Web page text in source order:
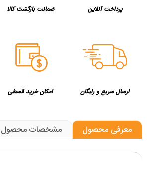
پرداخت آنلاین ضمانت بازگشت کالا
ارسال سریع و رایگان امکان خرید قسطی
معرفی محصول مشخصات محصول